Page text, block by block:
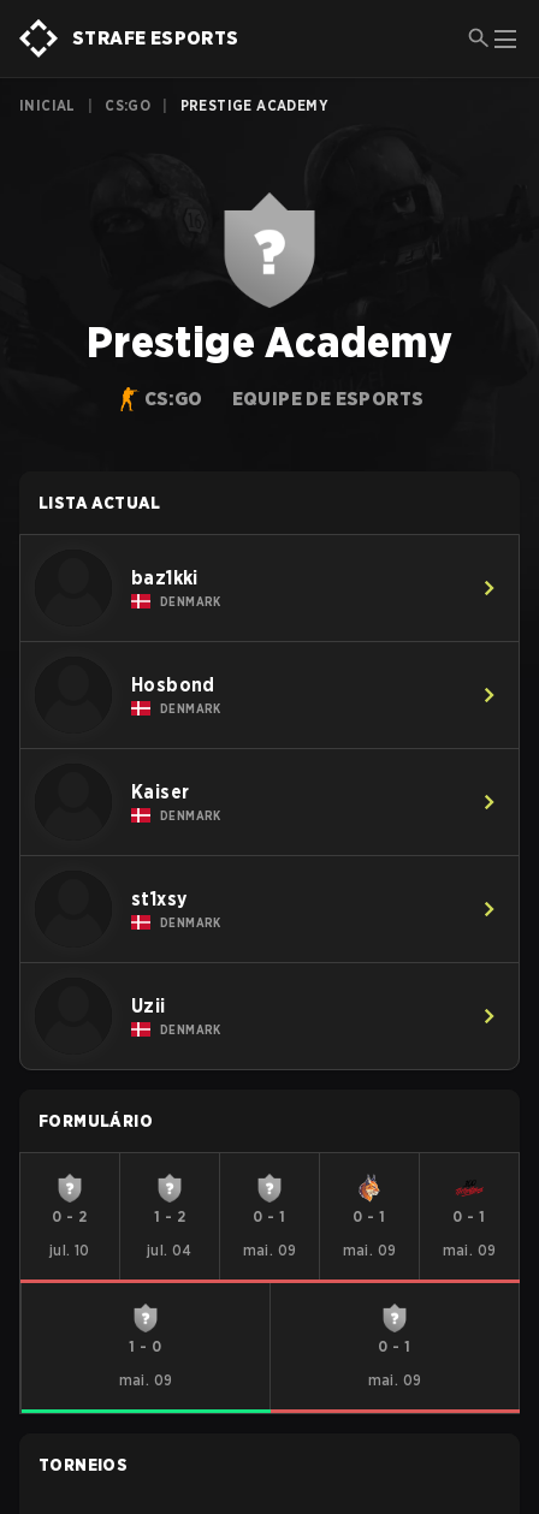
STRAFE ESPORTS
INICIAL CS:GO PRESTIGE ACADEMY
Prestige Academy
CS:GO EQUIPE DE ESPORTS
LISTA ACTUAL
baz1kki
DENMARK
Hosbond
DENMARK
Kaiser
DENMARK
st1xsy
DENMARK
Uzii
DENMARK
FORMULÁRIO
0 - 2
jul. 10
1 - 2
jul. 04
0 -1
mai. 09
0 -1
mai. 09
0 -1
mai. 09
1 - 0
mai. 09
0 -1
mai. 09
TORNEIOS